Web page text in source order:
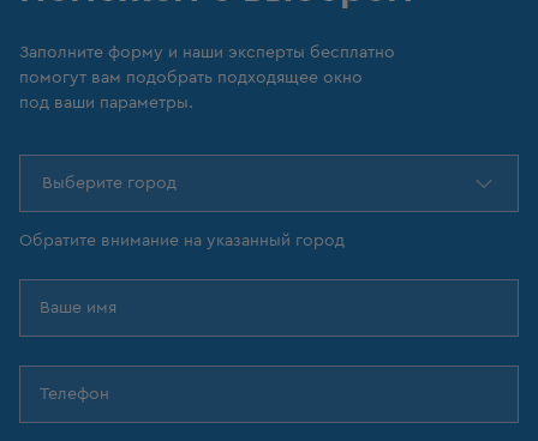
Заполните форму и наши эксперты бесплатно
помогут вам подобрать подходящее окно
под ваши параметры.
Выберите город
Обратите внимание на указанный город